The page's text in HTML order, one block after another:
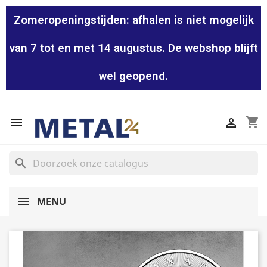
Zomeropeningstijden: afhalen is niet mogelijk
van 7 tot en met 14 augustus. De webshop blijft
wel geopend.
 shopping_cart

search
MENU